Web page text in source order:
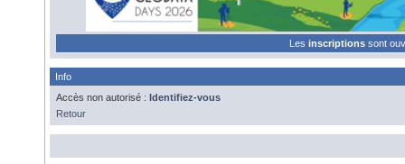
Les inscriptions sont
Info
Accès non autorisé : Identifiez-vous
Retour